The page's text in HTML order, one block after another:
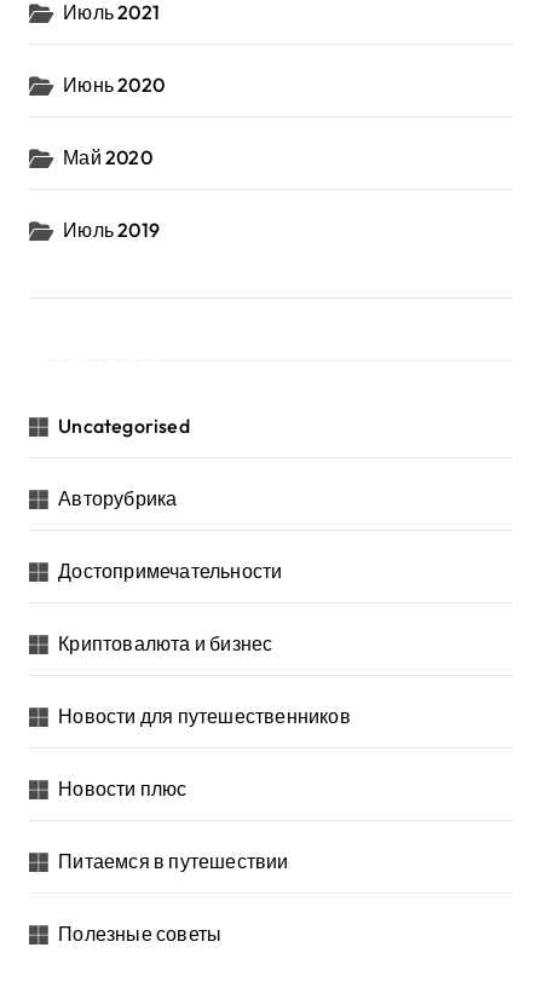
Июль 2021
Июнь 2020
Май 2020
Июль 2019
Uncategorised
Авторубрика
Достопримечательности
Криптовалюта и бизнес
Новости для путешественников
Новости плюс
Питаемся в путешествии
Полезные советы